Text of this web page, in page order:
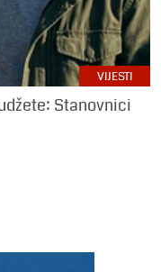
VIJESTI
Stanovnici